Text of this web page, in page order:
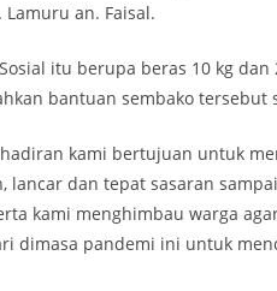
Lamuru an. Faisal.
itu berupa beras 10 kg
bantuan sembako tersebut
kami bertujuan untuk
lancar dan tepat sasaran
kami menghimbau warga
dimasa pandemi ini untuk